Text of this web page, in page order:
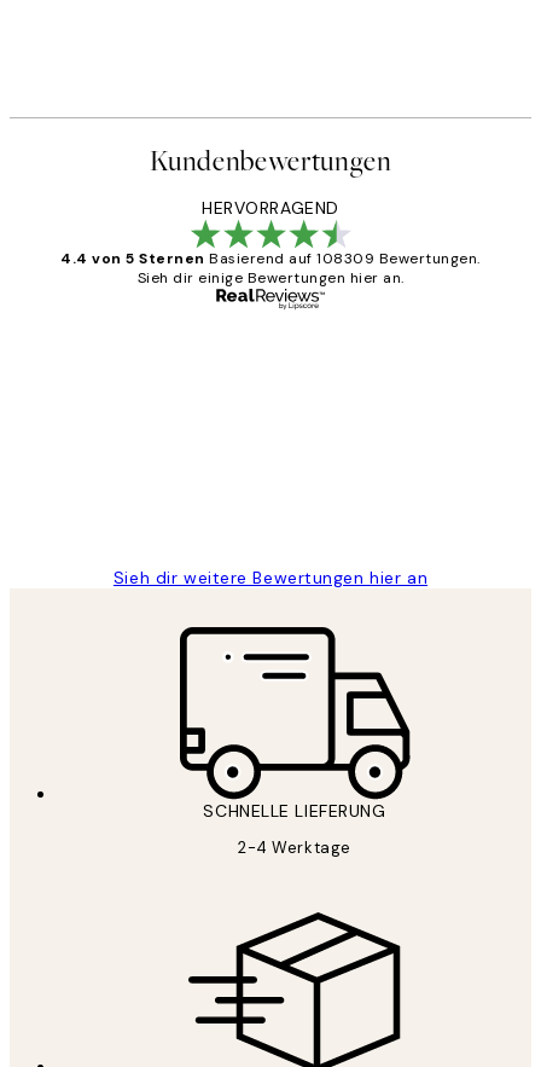
Kundenbewertungen
HERVORRAGEND
4.4 von 5 Sternen Basierend auf 108309 Bewertungen.
Sieh dir einige Bewertungen hier an.
Sieh dir weitere Bewertungen hier an
SCHNELLE LIEFERUNG
2-4 Werktage